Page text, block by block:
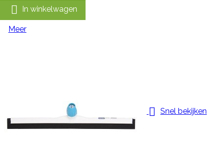
 In winkelwagen
Meer
 Snel bekijken